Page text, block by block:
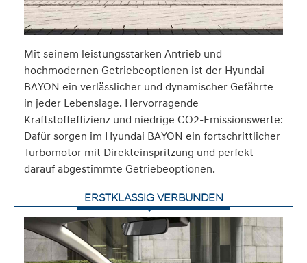
Mit seinem leistungsstarken Antrieb und
hochmodernen Getriebeoptionen ist der Hyundai
BAYON ein verlässlicher und dynamischer Gefährte
in jeder Lebenslage. Hervorragende
Kraftstoffeffizienz und niedrige CO2-Emissionswerte:
Dafür sorgen im Hyundai BAYON ein fortschrittlicher
Turbomotor mit Direkteinspritzung und perfekt
darauf abgestimmte Getriebeoptionen.
ERSTKLASSIG VERBUNDEN